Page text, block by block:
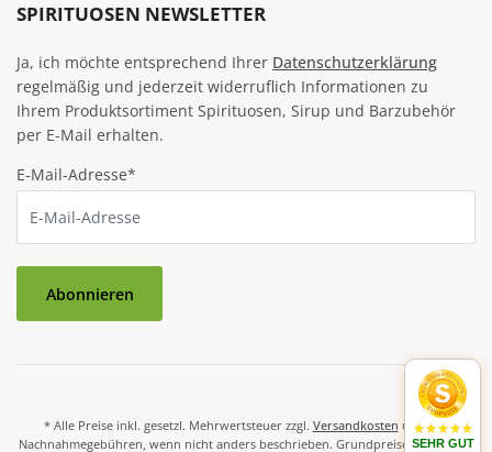
SPIRITUOSEN NEWSLETTER
Ja, ich möchte entsprechend Ihrer Datenschutzerklärung
regelmäßig und jederzeit widerruflich Informationen zu
Ihrem Produktsortiment Spirituosen, Sirup und Barzubehör
per E-Mail erhalten.
E-Mail-Adresse*
Abonnieren
* Alle Preise inkl. gesetzl. Mehrwertsteuer zzgl. Versandkosten und ggf.
Nachnahmegebühren, wenn nicht anders beschrieben. Grundpreise und Preise
SEHR GUT